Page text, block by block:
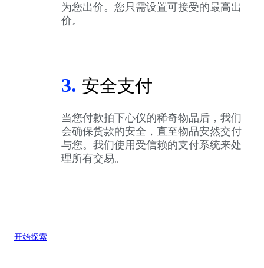
为您出价。您只需设置可接受的最高出
价。
3. 安全支付
当您付款拍下心仪的稀奇物品后，我们
会确保货款的安全，直至物品安然交付
与您。我们使用受信赖的支付系统来处
理所有交易。
开始探索